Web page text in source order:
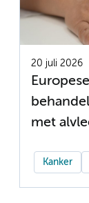
20 juli 2026
met
Kanker